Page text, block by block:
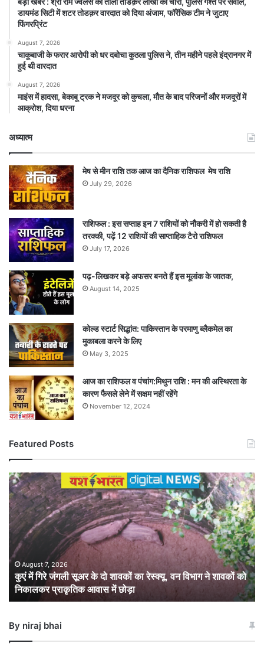
डायमंड सिटी में शटर तोडक़र वारदात को दिया अंजाम, फॉरेंसिक टीम ने जुटाए
फिंगरप्रिंट
August 7, 2026
चाकूबाजी के फरार आरोपी को धर दबोचा कुठला पुलिस ने, तीन महीने पहले इंद्रानगर में
हुई थी वारदात
August 7, 2026
माइंस में हादसा, बेकाबू ट्रक ने मजदूर को कुचला, मौत के बाद परिजनों और मजदूरों में
आक्रोश, दिया धरना
अध्यात्म
मेष से मीन राशि तक आज का दैनिक राशिफल मेष राशि
July 29, 2026
राशिफल : इस सप्ताह इन 7 राशियों को नौकरी में हो सकती है
तरक्की, पढ़ें 12 राशियों की साप्ताहिक टैरो राशिफल
July 17, 2026
पढ़-लिखकर बड़े अफसर बनते हैं इस मूलांक के जातक,
August 14, 2025
कोल्ड स्टार्ट सिद्धांत: पाकिस्तान के परमाणु ब्लैकमेल का
मुकाबला करने के लिए
May 3, 2025
आज का राशिफल व पंचांग:मिथुन राशि : मन की अस्थिरता के
कारण फैसले लेने में सक्षम नहीं रहेंगे
November 12, 2024
Featured Posts
कुएं
में
गिरे
जंगली
सूअर
दो
शावकों
का
रेस्क्यू,
वन
ने
August 7, 2026
कुएं में गिरे जंगली सूअर के दो शावकों का रेस्क्यू, वन विभाग ने शावकों को
निकालकर प्राकृतिक आवास में छोड़ा
By niraj bhai